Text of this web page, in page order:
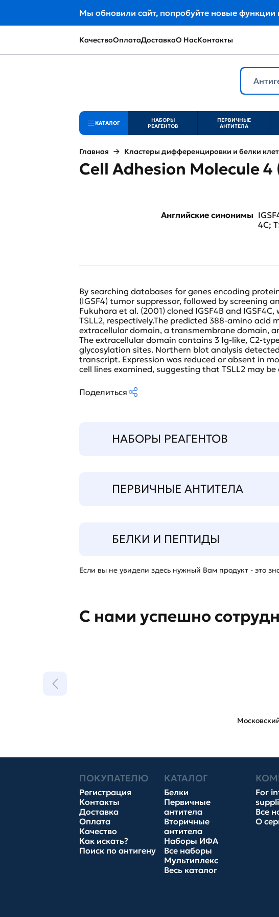
Мы обновили сайт, попробуйте новые функции
КачествоОплатаДоставкаО НасКонтакты
КАТАЛОГ
НАБОРЫ
РЕАГЕНТОВ
ПЕРВИЧНЫЕ
АНТИТЕЛА
Главная Кластеры дифференцировки и белки
Cell Adhesion Molecule 4
Английские синонимы
4C;
By searching databases for genes encoding
(IGSF4) tumor suppressor, followed by screening
Fukuhara et al. (2001) cloned IGSF4B and IGSF4C,
TSLL2, respectively.The predicted 388-amino acid
extracellular domain, a transmembrane domain,
The extracellular domain contains 3 Ig-like, C2-
glycosylation sites. Northern blot analysis
transcript. Expression was reduced or absent in
cell lines examined, suggesting that TSLL2 may
Поделиться
НАБОРЫ РЕАГЕНТОВ
ПЕРВИЧНЫЕ АНТИТЕЛА
БЕЛКИ И ПЕПТИДЫ
Если вы не увидели здесь нужный Вам продукт - это
С нами успешно
ПОКУПАТЕЛЮ
Регистрация
Контакты
Доставка
Оплата
Качество
Как искать?
Поиск по антигену
КАТАЛОГ
Белки
Первичные
антитела
Вторичные
антитела
Наборы ИФА
Все наборы
Мультиплекс
Весь каталог
For
Все
О